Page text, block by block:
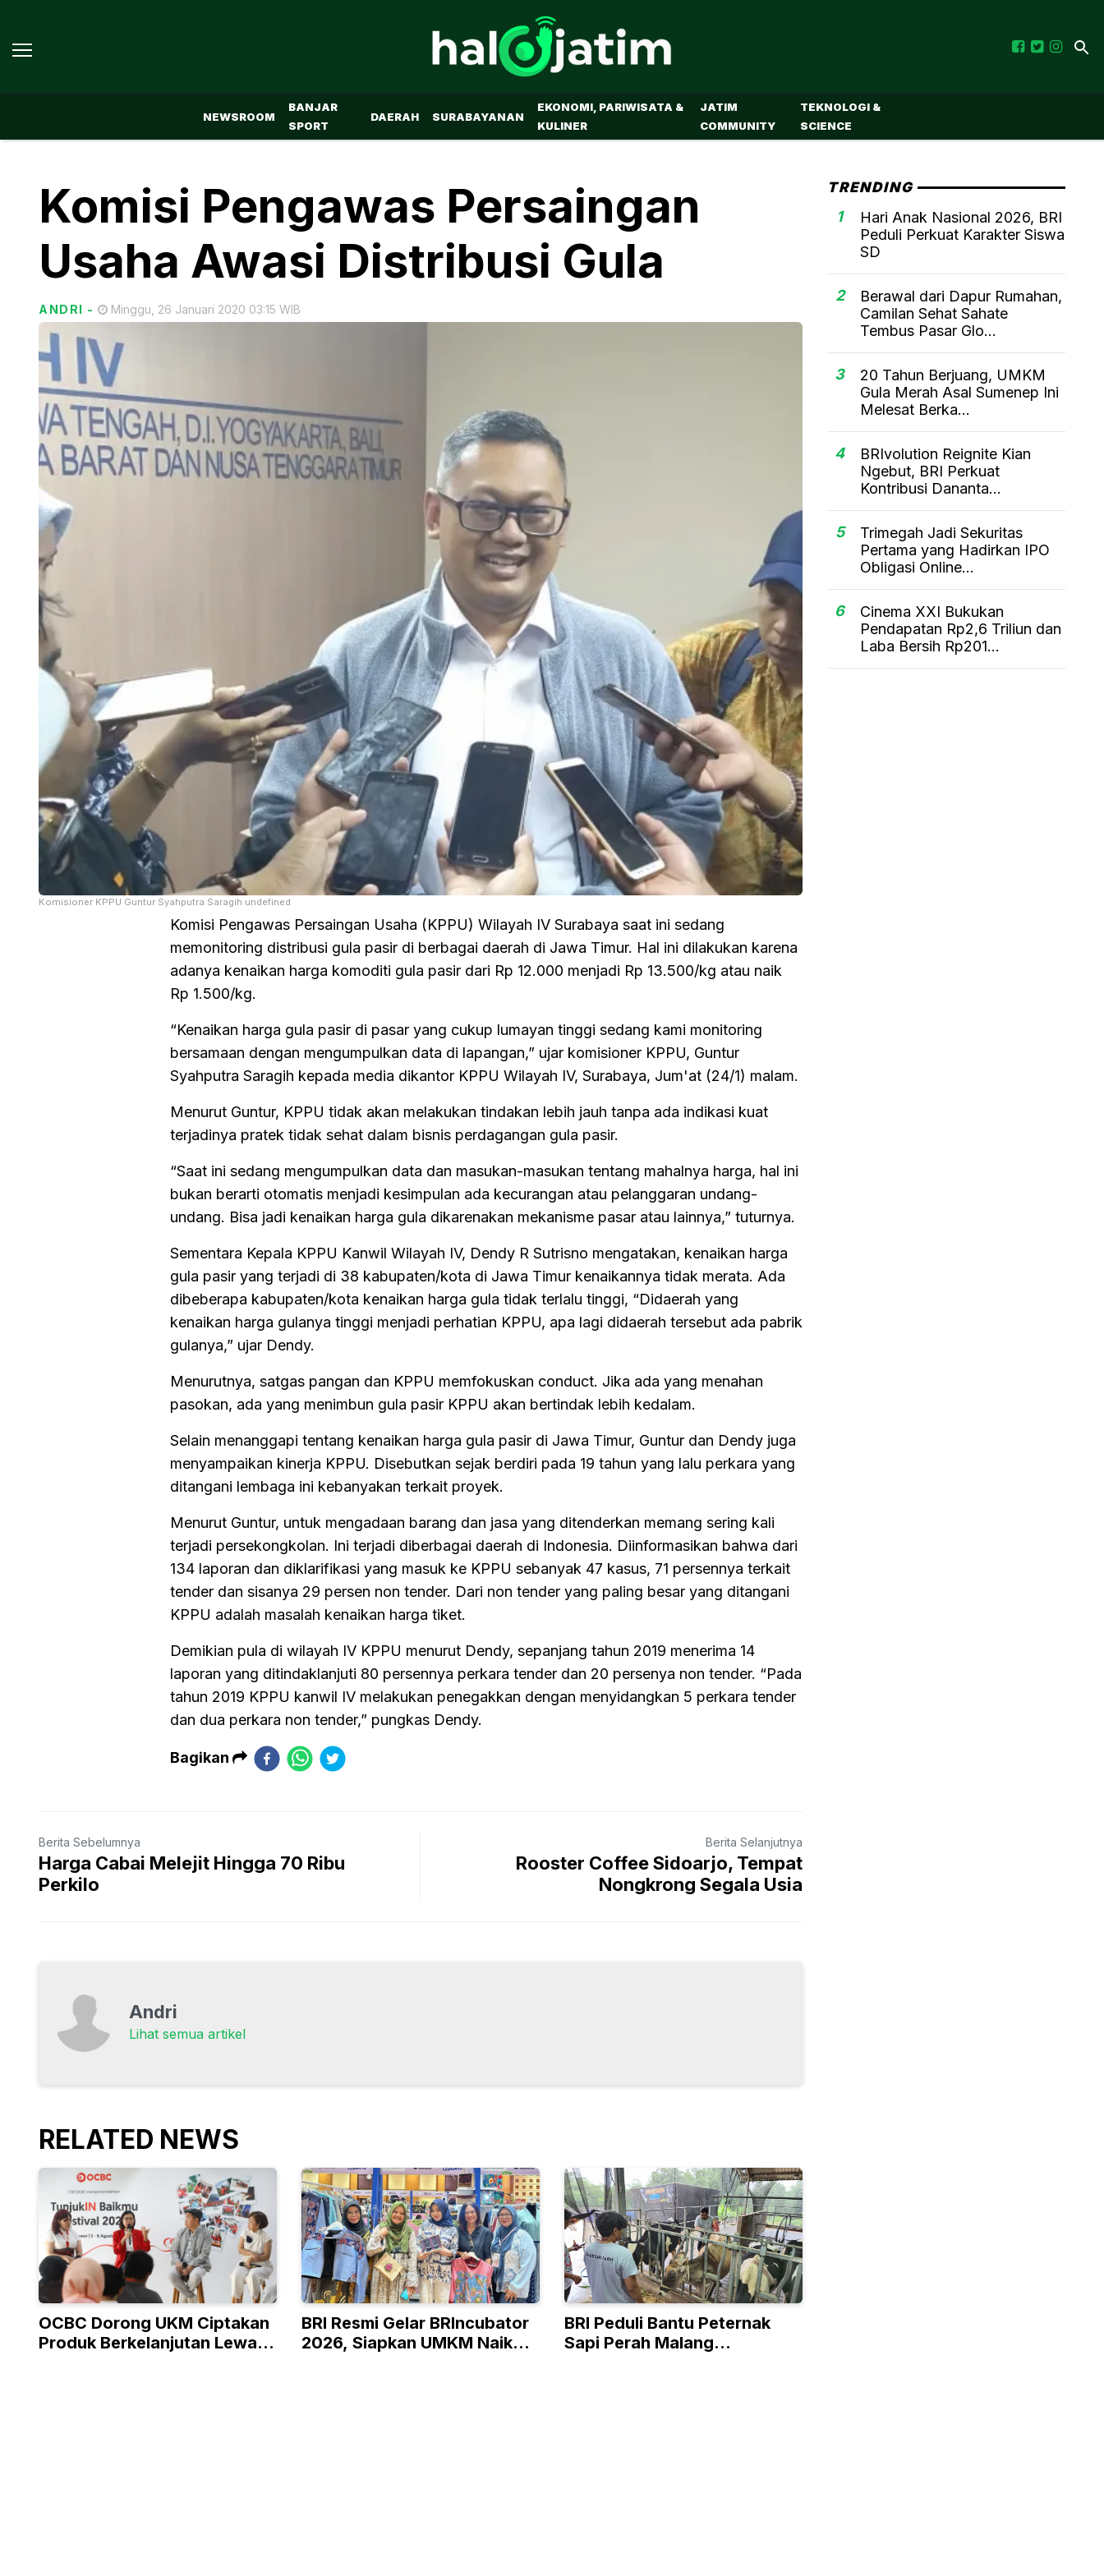
NEWSROOM
BANJAR
SPORT
DAERAH SURABAYANAN
EKONOMI, PARIWISATA &
KULINER
JATIM
COMMUNITY
TEKNOLOGI &
SCIENCE
Komisi Pengawas Persaingan
Usaha Awasi Distribusi Gula
ANDRI - Minggu, 26 Januari 2020 03:15 WIB
Komisioner KPPU Guntur Syahputra Saragih undefined
Komisi Pengawas Persaingan Usaha (KPPU) Wilayah IV Surabaya saat ini sedang
memonitoring distribusi gula pasir di berbagai daerah di Jawa Timur. Hal ini dilakukan karena
adanya kenaikan harga komoditi gula pasir dari Rp 12.000 menjadi Rp 13.500/kg atau naik
Rp 1.500/kg.
“Kenaikan harga gula pasir di pasar yang cukup lumayan tinggi sedang kami monitoring
bersamaan dengan mengumpulkan data di lapangan,” ujar komisioner KPPU, Guntur
Syahputra Saragih kepada media dikantor KPPU Wilayah IV, Surabaya, Jum'at (24/1) malam.
Menurut Guntur, KPPU tidak akan melakukan tindakan lebih jauh tanpa ada indikasi kuat
terjadinya pratek tidak sehat dalam bisnis perdagangan gula pasir.
“Saat ini sedang mengumpulkan data dan masukan-masukan tentang mahalnya harga, hal ini
bukan berarti otomatis menjadi kesimpulan ada kecurangan atau pelanggaran undang-
undang. Bisa jadi kenaikan harga gula dikarenakan mekanisme pasar atau lainnya,” tuturnya.
Sementara Kepala KPPU Kanwil Wilayah IV, Dendy R Sutrisno mengatakan, kenaikan harga
gula pasir yang terjadi di 38 kabupaten/kota di Jawa Timur kenaikannya tidak merata. Ada
dibeberapa kabupaten/kota kenaikan harga gula tidak terlalu tinggi, “Didaerah yang
kenaikan harga gulanya tinggi menjadi perhatian KPPU, apa lagi didaerah tersebut ada pabrik
gulanya,” ujar Dendy.
Menurutnya, satgas pangan dan KPPU memfokuskan conduct. Jika ada yang menahan
pasokan, ada yang menimbun gula pasir KPPU akan bertindak lebih kedalam.
Selain menanggapi tentang kenaikan harga gula pasir di Jawa Timur, Guntur dan Dendy juga
menyampaikan kinerja KPPU. Disebutkan sejak berdiri pada 19 tahun yang lalu perkara yang
ditangani lembaga ini kebanyakan terkait proyek.
Menurut Guntur, untuk mengadaan barang dan jasa yang ditenderkan memang sering kali
terjadi persekongkolan. Ini terjadi diberbagai daerah di Indonesia. Diinformasikan bahwa dari
134 laporan dan diklarifikasi yang masuk ke KPPU sebanyak 47 kasus, 71 persennya terkait
tender dan sisanya 29 persen non tender. Dari non tender yang paling besar yang ditangani
KPPU adalah masalah kenaikan harga tiket.
Demikian pula di wilayah IV KPPU menurut Dendy, sepanjang tahun 2019 menerima 14
laporan yang ditindaklanjuti 80 persennya perkara tender dan 20 persenya non tender. “Pada
tahun 2019 KPPU kanwil IV melakukan penegakkan dengan menyidangkan 5 perkara tender
dan dua perkara non tender,” pungkas Dendy.
Bagikan
Berita Sebelumnya
Harga Cabai Melejit Hingga 70 Ribu
Perkilo
Berita Selanjutnya
Rooster Coffee Sidoarjo, Tempat
Nongkrong Segala Usia
Andri
Lihat semua artikel
RELATED NEWS
OCBC Dorong UKM Ciptakan
Produk Berkelanjutan Lewat
BRI Resmi Gelar BRIncubator
2026, Siapkan UMKM Naik
BRI Peduli Bantu Peternak
Sapi Perah Malang
TRENDING
1
Hari Anak Nasional 2026, BRI
Peduli Perkuat Karakter Siswa
SD
2
Berawal dari Dapur Rumahan,
Camilan Sehat Sahate
Tembus Pasar Glo...
3
20 Tahun Berjuang, UMKM
Gula Merah Asal Sumenep Ini
Melesat Berka...
4
BRIvolution Reignite Kian
Ngebut, BRI Perkuat
Kontribusi Dananta...
5
Trimegah Jadi Sekuritas
Pertama yang Hadirkan IPO
Obligasi Online...
6
Cinema XXI Bukukan
Pendapatan Rp2,6 Triliun dan
Laba Bersih Rp201...